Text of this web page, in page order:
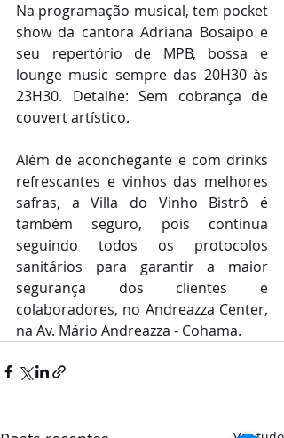
Na programação musical, tem pocket
show da cantora Adriana Bosaipo e
seu repertório de MPB, bossa e
lounge music sempre das 20H30 às
23H30. Detalhe: Sem cobrança de
couvert artístico.
Além de aconchegante e com drinks
refrescantes e vinhos das melhores
safras, a Villa do Vinho Bistrô é
também seguro, pois continua
seguindo todos os protocolos
sanitários para garantir a maior
segurança dos clientes e
colaboradores, no Andreazza Center,
na Av. Mário Andreazza - Cohama.